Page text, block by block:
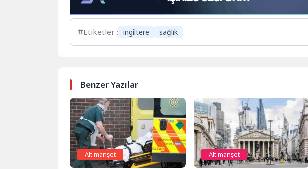
Etiketler : ingiltere sağlık
Benzer Yazılar
Alt manşet Alt manşet